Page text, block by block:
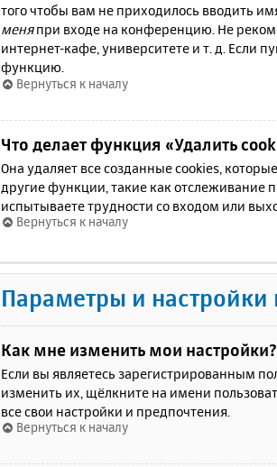
того чтобы вам не приходилось вводить
меняпри входе на конференцию. Не
интернет-кафе, университете и т. д. Если
функцию.
Вернуться к началу
Что делает функция «Удалить
Она удаляет все созданные cookies,
другие функции, такие как отслеживание
испытываете трудности со входом или
Вернуться к началу
Параметры и настройки
Как мне изменить мои настройки?
Если вы являетесь зарегистрированным
изменить их, щёлкните на имени
все свои настройки и предпочтения.
Вернуться к началу